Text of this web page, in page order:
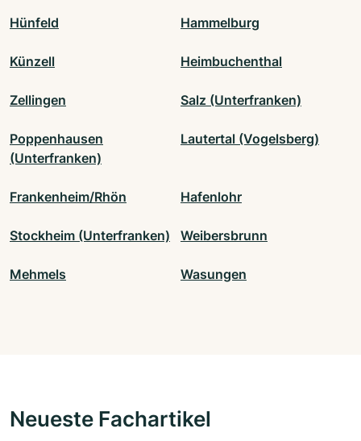
Hünfeld Hammelburg
Künzell Heimbuchenthal
Zellingen Salz (Unterfranken)
Poppenhausen
(Unterfranken)
Lautertal (Vogelsberg)
Frankenheim/Rhön Hafenlohr
Stockheim (Unterfranken) Weibersbrunn
Mehmels Wasungen
Neueste Fachartikel